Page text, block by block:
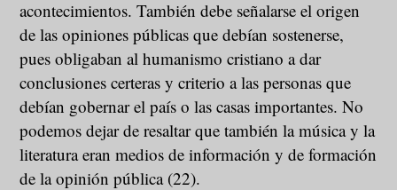
acontecimientos. También debe señalarse el origen
de las opiniones públicas que debían sostenerse,
pues obligaban al humanismo cristiano a dar
conclusiones certeras y criterio a las personas que
debían gobernar el país o las casas importantes. No
podemos dejar de resaltar que también la música y la
literatura eran medios de información y de formación
de la opinión pública (22).